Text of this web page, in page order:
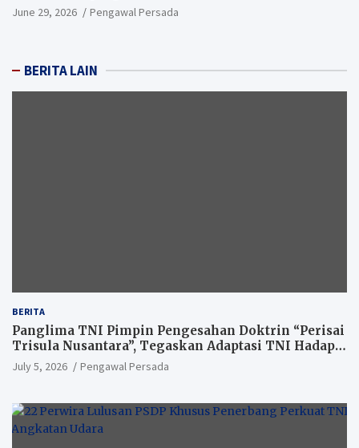
June 29, 2026 Pengawal Persada
BERITA LAIN
BERITA
Panglima TNI Pimpin Pengesahan Doktrin “Perisai
Trisula Nusantara”, Tegaskan Adaptasi TNI Hadapi
Perang Modern
July 5, 2026 Pengawal Persada